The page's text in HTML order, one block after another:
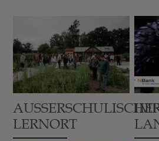
AUSSERSCHULISCHER
ERNORT